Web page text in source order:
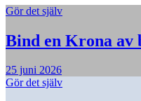
Gör det själv
Bind en Krona av
25 juni 2026
Gör det själv